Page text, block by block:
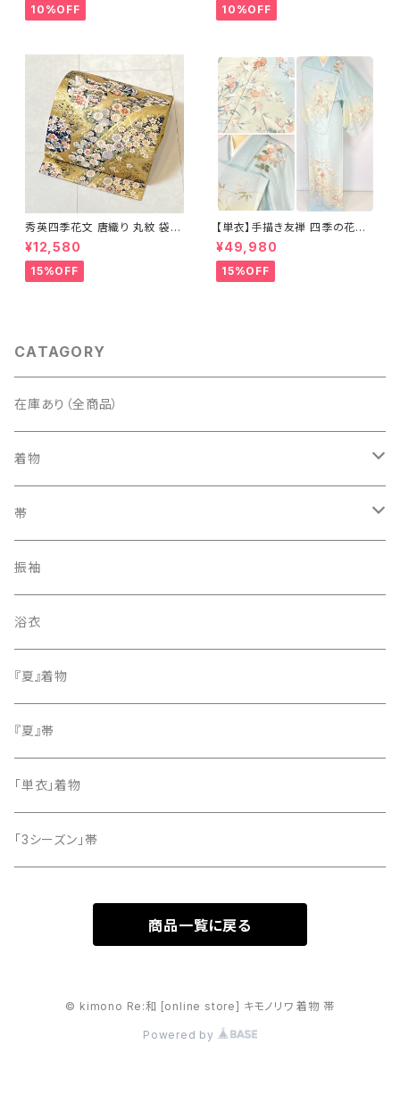
10%OFF 10%OFF
秀英四季花文 唐織り 丸紋 袋帯
正絹 金糸 ゴールド 紺 ピンク 7
05
¥12,580
15%OFF
【単衣】手描き友禅 四季の花々
正絹 訪問着 水色 黄緑 白 パス
テルカラー 1431
¥49,980
15%OFF
CATAGORY
在庫あり（全商品）
着物
訪問着・付下げ
紬
色無地
小紋
留袖
帯
袋帯
名古屋帯
振袖
浴衣
『夏』着物
『夏』帯
「単衣」着物
「3シーズン」帯
商品一覧に戻る
© kimono Re:和 [online store] キモノリワ 着物 帯
Powered by